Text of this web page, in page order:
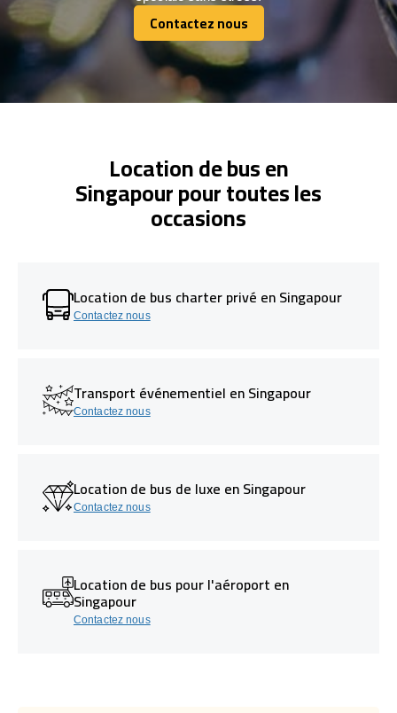
Contactez nous
Contactez nous
Location de bus en
Singapour pour toutes les
occasions
Location de bus charter privé en Singapour
Contactez nous
Transport événementiel en Singapour
Contactez nous
Location de bus de luxe en Singapour
Contactez nous
Location de bus pour l'aéroport en
Singapour
Contactez nous